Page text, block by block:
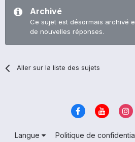
Archivé
Ce sujet est désormais archivé
de nouvelles réponses.
Aller sur la liste des sujets
Langue Politique de